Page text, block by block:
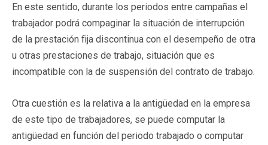
En este sentido, durante los periodos entre campañas el
trabajador podrá compaginar la situación de interrupción
de la prestación fija discontinua con el desempeño de otra
u otras prestaciones de trabajo, situación que es
incompatible con la de suspensión del contrato de trabajo.
Otra cuestión es la relativa a la antigüedad en la empresa
de este tipo de trabajadores, se puede computar la
antigüedad en función del periodo trabajado o computar